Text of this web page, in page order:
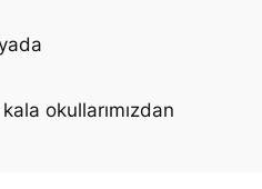
okullarımızdan